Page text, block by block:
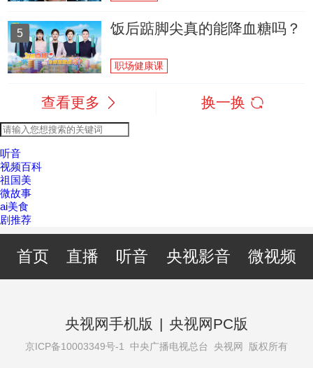
5 饭后踮脚尖真的能降血糖吗？
职场健康课
查看更多 换一换
听音
视频百科
祖国美
微故事
ai美食
剧推荐
首页 直播 听音 央视影音 微视频
央视网手机版 | 央视网PC版
京ICP备10003349号-1 中央广播电视总台 央视网 版权所有